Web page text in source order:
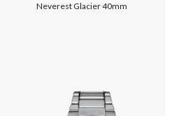
Neverest Glacier 40mm